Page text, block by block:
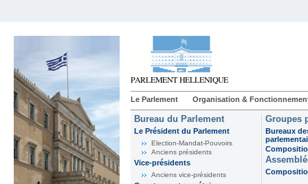
Le Parlement Organisation &
Bureau du Parlement
Le Président du Parlement
Election-Mandat-Pouvoirs
Anciens présidents
Vice-présidents
Anciens vice-présidents
Groupes
Bureaux